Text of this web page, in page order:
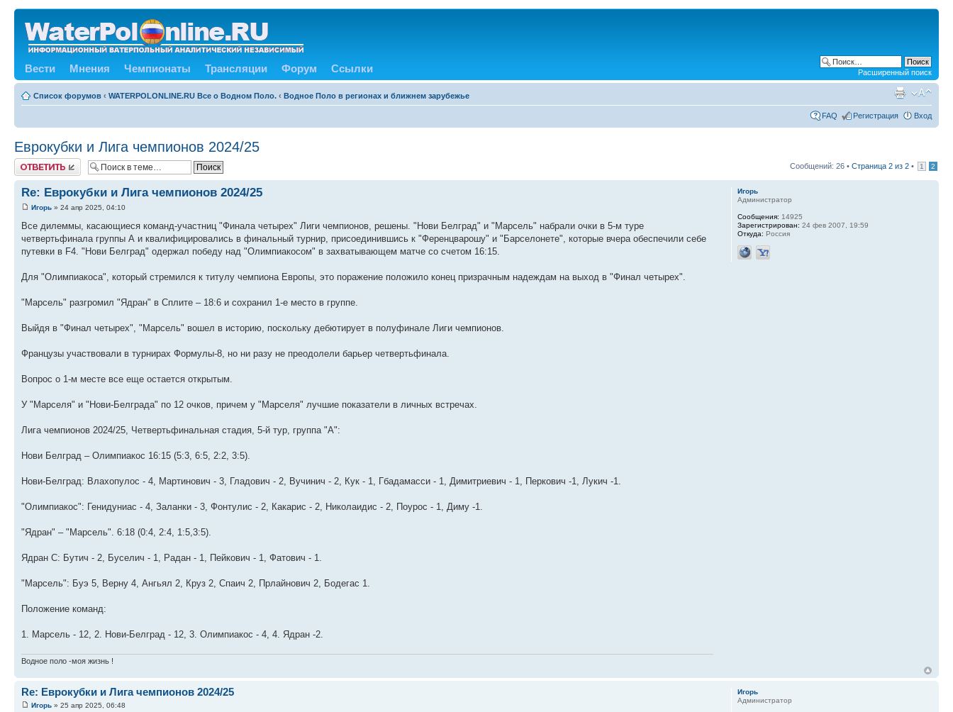
Вести Мнения Чемпионаты Трансляции Форум Ссылки Расширенный поиск
Список форумов ‹ WATERPOLONLINE.RU Все о Водном Поло. ‹ Водное Поло в регионах и ближнем зарубежье
FAQ Регистрация Вход
Еврокубки и Лига чемпионов 2024/25
Ответить Сообщений: 26 • Страница 2 из 2 • 1 2
Re: Еврокубки и Лига чемпионов 2024/25
Игорь » 24 апр 2025, 04:10
Все дилеммы, касающиеся команд-участниц "Финала четырех" Лиги чемпионов, решены. "Нови Белград" и "Марсель" набрали очки в 5-м туре
четвертьфинала группы А и квалифицировались в финальный турнир, присоединившись к "Ференцварошу" и "Барселонете", которые вчера обеспечили себе
путевки в F4. "Нови Белград" одержал победу над "Олимпиакосом" в захватывающем матче со счетом 16:15.
Для "Олимпиакоса", который стремился к титулу чемпиона Европы, это поражение положило конец призрачным надеждам на выход в "Финал четырех".
"Марсель" разгромил "Ядран" в Сплите – 18:6 и сохранил 1-е место в группе.
Выйдя в "Финал четырех", "Марсель" вошел в историю, поскольку дебютирует в полуфинале Лиги чемпионов.
Французы участвовали в турнирах Формулы-8, но ни разу не преодолели барьер четвертьфинала.
Вопрос о 1-м месте все еще остается открытым.
У "Марселя" и "Нови-Белграда" по 12 очков, причем у "Марселя" лучшие показатели в личных встречах.
Лига чемпионов 2024/25, Четвертьфинальная стадия, 5-й тур, группа "А":
Нови Белград – Олимпиакос 16:15 (5:3, 6:5, 2:2, 3:5).
Нови-Белград: Влахопулос - 4, Мартинович - 3, Гладович - 2, Вучинич - 2, Кук - 1, Гбадамасси - 1, Димитриевич - 1, Перкович -1, Лукич -1.
"Олимпиакос": Генидуниас - 4, Заланки - 3, Фонтулис - 2, Какарис - 2, Николаидис - 2, Поурос - 1, Диму -1.
"Ядран" – "Марсель". 6:18 (0:4, 2:4, 1:5,3:5).
Ядран С: Бутич - 2, Буселич - 1, Радан - 1, Пейкович - 1, Фатович - 1.
"Марсель": Буэ 5, Верну 4, Ангьял 2, Круз 2, Спаич 2, Прлайнович 2, Бодегас 1.
Положение команд:
1. Марсель - 12, 2. Нови-Белград - 12, 3. Олимпиакос - 4, 4. Ядран -2.
Водное поло -моя жизнь !
Игорь
Администратор
Сообщения: 14925
Зарегистрирован: 24 фев 2007, 19:59
Откуда: Россия
Re: Еврокубки и Лига чемпионов 2024/25
Игорь » 25 апр 2025, 06:48
Игорь
Администратор